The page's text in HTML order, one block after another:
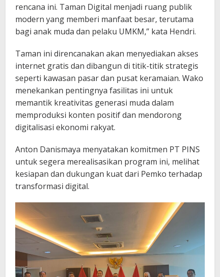
rencana ini. Taman Digital menjadi ruang publik
modern yang memberi manfaat besar, terutama
bagi anak muda dan pelaku UMKM,” kata Hendri.
Taman ini direncanakan akan menyediakan akses
internet gratis dan dibangun di titik-titik strategis
seperti kawasan pasar dan pusat keramaian. Wako
menekankan pentingnya fasilitas ini untuk
memantik kreativitas generasi muda dalam
memproduksi konten positif dan mendorong
digitalisasi ekonomi rakyat.
Anton Danismaya menyatakan komitmen PT PINS
untuk segera merealisasikan program ini, melihat
kesiapan dan dukungan kuat dari Pemko terhadap
transformasi digital.